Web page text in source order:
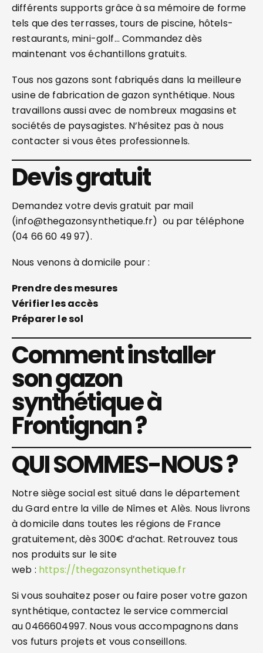
différents supports grâce à sa mémoire de forme
tels que des terrasses, tours de piscine, hôtels-
restaurants, mini-golf… Commandez dès
maintenant vos échantillons gratuits.
Tous nos gazons sont fabriqués dans la meilleure
usine de fabrication de gazon synthétique. Nous
travaillons aussi avec de nombreux magasins et
sociétés de paysagistes. N’hésitez pas à nous
contacter si vous êtes professionnels.
Devis gratuit
Demandez votre devis gratuit par mail
(info@thegazonsynthetique.fr) ou par téléphone
(04 66 60 49 97).
Nous venons à domicile pour :
Prendre des mesures
Vérifier les accès
Préparer le sol
Comment installer
son gazon
synthétique à
Frontignan ?
QUI SOMMES-NOUS ?
Notre siège social est situé dans le département
du Gard entre la ville de Nîmes et Alès. Nous livrons
à domicile dans toutes les régions de France
gratuitement, dès 300€ d’achat. Retrouvez tous
nos produits sur le site
web : https://thegazonsynthetique.fr
Si vous souhaitez poser ou faire poser votre gazon
synthétique, contactez le service commercial
au 0466604997. Nous vous accompagnons dans
vos futurs projets et vous conseillons.